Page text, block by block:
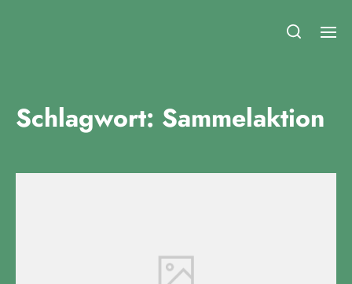
Schlagwort: Sammelaktion